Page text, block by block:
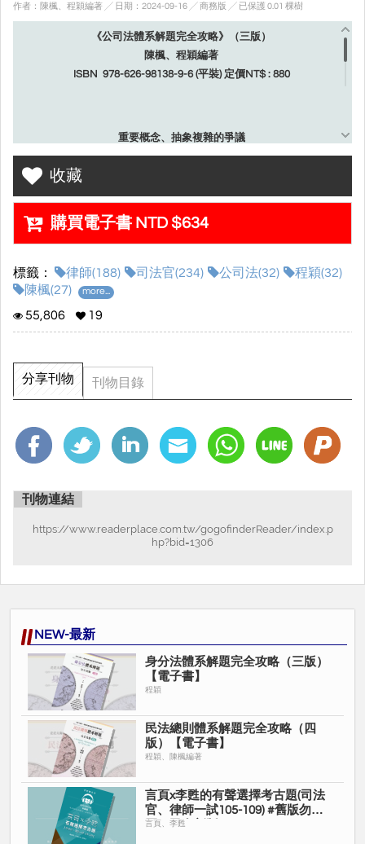
作者：陳楓、程穎編著 ╱ 日期：2024-09-16 ╱ 商務版 ╱ 已保護 0.01 棵樹
《公司法體系解題完全攻略》（三版）
陳楓、程穎編著
ISBN 978-626-98138-9-6(平裝) 定價NT$ : 880
重要概念、抽象複雜的爭議
以淺顯易懂的白話介紹
對於最新考題不再恐懼
帶你乘風破浪、航向彼岸
▌本書特色
‧體系地圖‧綱舉目張
本書於重點章節之前均會附上體系地圖，使讀者快速瀏覽後，才展
開章節的介紹。主文寫作架構清晰、淺顯易懂，讓你澈底掌握體系
架構及學說精髓，完全攻略公司法。
‧圖表整理‧一目瞭然
本書以大量圖表整理公司法的重要概念，思考流程圖帶你快速理解
二試考點，表格帶你快速比較一試重要概念，以最高效率帶你複習
‧關鍵實務‧去蕪存菁
公司法時，不至於陷入實務見解茫茫大海當中，讓你迅速掌握實務
脈動，完全攻略公司法。
‧楓哥的話‧深入淺出
本書針對較為艱澀、複雜抽象的概念，會透過淺顯易懂的白話文說
明，讓讀者對於公司法上的一些專有名詞不再似懂非懂，帶你撥雲
見日，完全攻略公司法。
‧專題討論‧更上層樓
本書對於重要時事或是較為深入的議題，會以專題討論的方式，讓
讀者對於公司法的深入議題或是最新時事不再恐懼，帶你更上層
樓，完全攻略公司法。
精選試題
打鐵趁熱
本書嚴選了民國112年8月以前司律一試二試以及各校法研所考試的
收藏
購買電子書 NTD $634
標籤： 律師(188) 司法官(234) 公司法(32)
程穎(32)
陳楓(27)
more...
55,806 19
分享刊物 刊物目錄
刊物連結
https://www.readerplace.com.tw/gogofinderReader/index.p
hp?bid=1306
NEW-最新
身分法體系解題完全攻略（三版）
【電子書】
程穎
民法總則體系解題完全攻略（四
版）【電子書】
程穎、陳楓編著
言頁x李甦的有聲選擇考古題(司法
官、律師一試105-109) #舊版勿購
買，已有新版
言頁、李甦